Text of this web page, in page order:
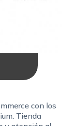
con los
Tienda